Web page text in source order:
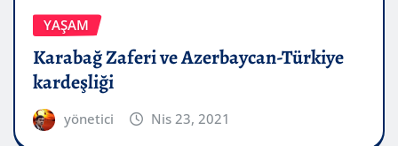
YAŞAM
Karabağ Zaferi ve Azerbaycan-Türkiye
kardeşliği
yönetici Nis 23, 2021